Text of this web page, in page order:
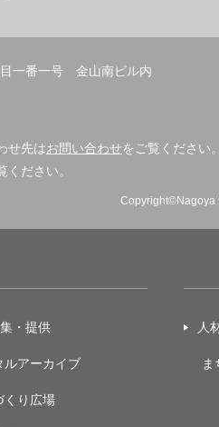
一番一号 金山南ビル内
FAX︓052-
せ先はお問い合わせをご覧ください。
ください。
Copyright©Nagoya
・提供
ルアーカイブ
くり広場
人
ま